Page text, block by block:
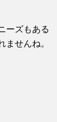
ーズもある
ませんね。